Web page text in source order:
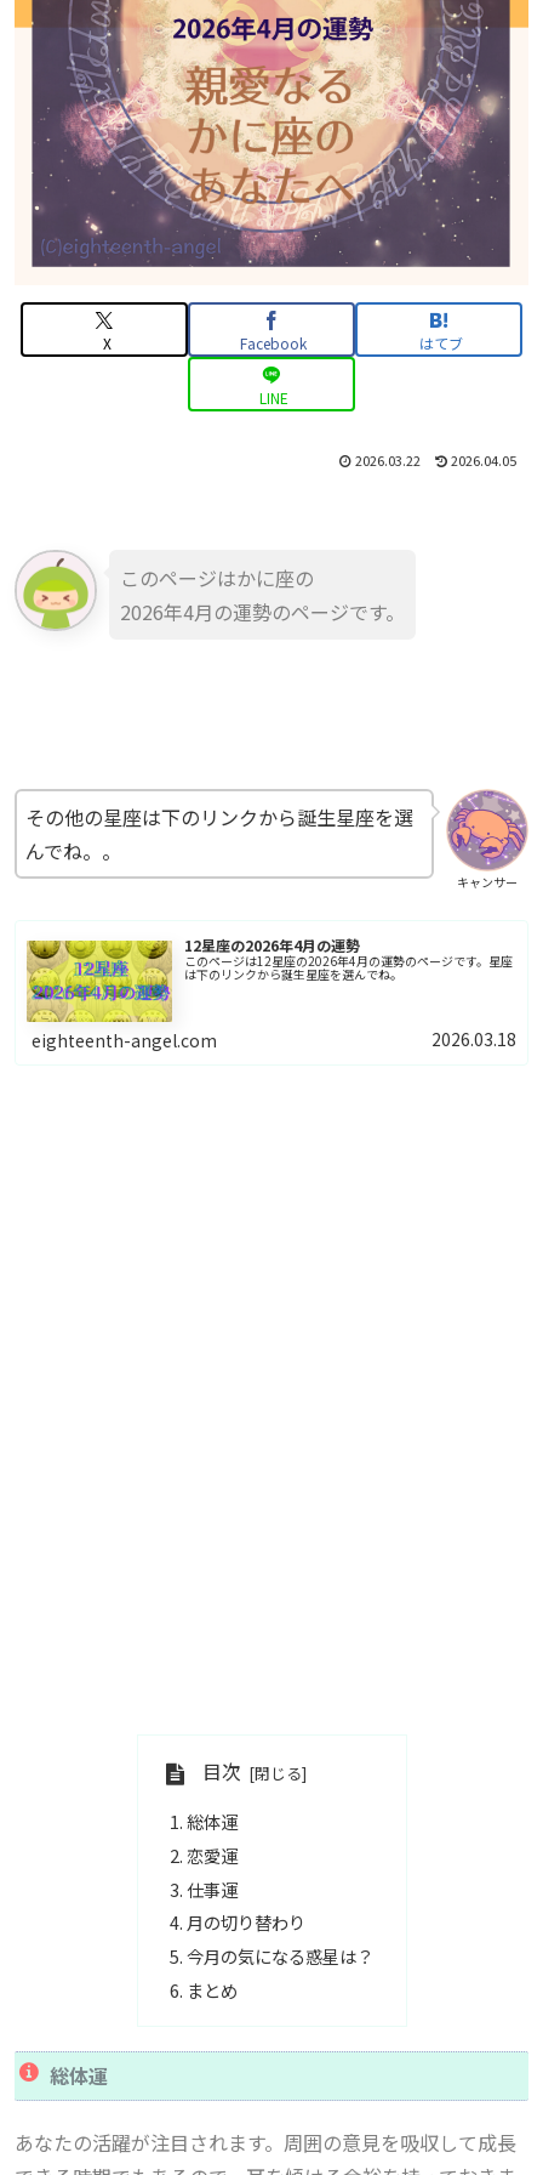
X Facebook はてブ
LINE
2026.03.22 2026.04.05
このページはかに座の
2026年4月の運勢のページです。
キャンサー
その他の星座は下のリンクから誕生星座を選
んでね。。
12星座の2026年4月の運勢
このページは12星座の2026年4月の運勢のページです。星座
は下のリンクから誕生星座を選んでね。
eighteenth-angel.com 2026.03.18
目次
総体運
恋愛運
仕事運
月の切り替わり
今月の気になる惑星は？
まとめ
総体運
あなたの活躍が注目されます。周囲の意見を吸収して成長